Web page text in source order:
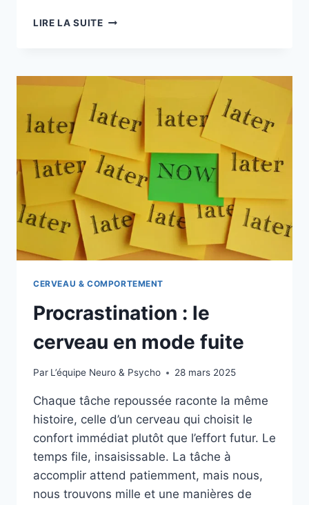
LIRE LA SUITE
CERVEAU & COMPORTEMENT
Procrastination : le
cerveau en mode fuite
Par L’équipe Neuro & Psycho 28 mars 2025
Chaque tâche repoussée raconte la même
histoire, celle d’un cerveau qui choisit le
confort immédiat plutôt que l’effort futur. Le
temps file, insaisissable. La tâche à
accomplir attend patiemment, mais nous,
nous trouvons mille et une manières de